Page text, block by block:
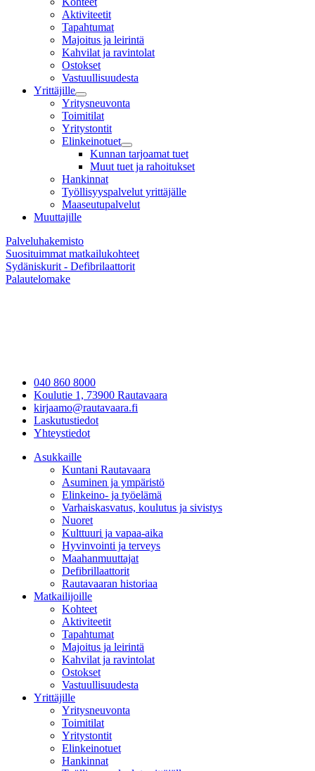
Aktiviteetit
Tapahtumat
Majoitus ja leirintä
Kahvilat ja ravintolat
Ostokset
Vastuullisuudesta
Yrittäjille
Yritysneuvonta
Toimitilat
Yritystontit
Elinkeinotuet
Kunnan tarjoamat tuet
Muut tuet ja rahoitukset
Hankinnat
Työllisyyspalvelut yrittäjälle
Maaseutupalvelut
Muuttajille
Palveluhakemisto
Suosituimmat matkailukohteet
Sydäniskurit - Defibrilaattorit
Palautelomake
040 860 8000
Koulutie 1, 73900 Rautavaara
kirjaamo@rautavaara.fi
Laskutustiedot
Yhteystiedot
Asukkaille
Kuntani Rautavaara
Asuminen ja ympäristö
Elinkeino- ja työelämä
Varhaiskasvatus, koulutus ja sivistys
Nuoret
Kulttuuri ja vapaa-aika
Hyvinvointi ja terveys
Maahanmuuttajat
Defibrillaattorit
Rautavaaran historiaa
Matkailijoille
Kohteet
Aktiviteetit
Tapahtumat
Majoitus ja leirintä
Kahvilat ja ravintolat
Ostokset
Vastuullisuudesta
Yrittäjille
Yritysneuvonta
Toimitilat
Yritystontit
Elinkeinotuet
Hankinnat